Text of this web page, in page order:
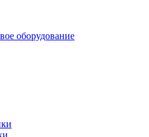
оборудование